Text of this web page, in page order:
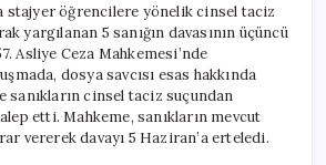
Taciz
İstemi:
Sanıklar
Hakkında
Mütalaa
için
stajyer öğrencilere yönelik cinsel taciz
yargılanan 5 sanığın davasının üçüncü
Asliye Ceza Mahkemesi’nde
dosya savcısı esas hakkında
sanıkların cinsel taciz suçundan
etti. Mahkeme, sanıkların mevcut
vererek davayı 5 Haziran’a erteledi.